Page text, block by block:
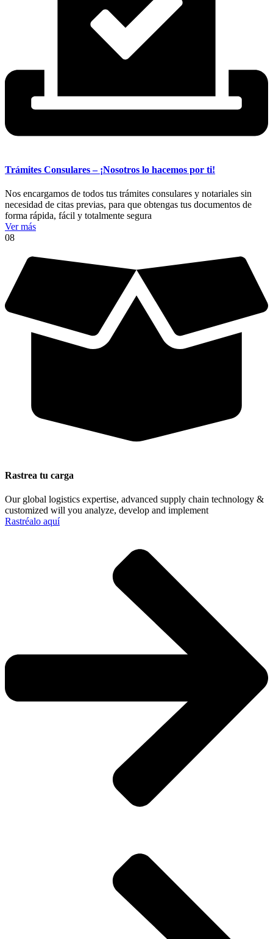
Trámites Consulares – ¡Nosotros lo hacemos por ti!
Nos encargamos de todos tus trámites consulares y notariales sin
necesidad de citas previas, para que obtengas tus documentos de
forma rápida, fácil y totalmente segura
Ver más
08
Rastrea tu carga
Our global logistics expertise, advanced supply chain technology &
customized will you analyze, develop and implement
Rastréalo aquí